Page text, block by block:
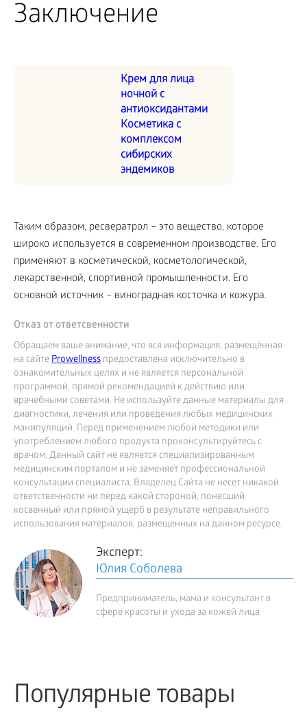
Заключение
Крем для лица
ночной с
антиоксидантами
Косметика с
комплексом
сибирских
эндемиков
Таким образом, ресвератрол – это вещество, которое
широко используется в современном производстве. Его
применяют в косметической, косметологической,
лекарственной, спортивной промышленности. Его
основной источник – виноградная косточка и кожура.
Отказ от ответсвенности
Обращаем ваше внимание, что вся информация, размещённая
на сайтеProwellness предоставлена исключительно в
ознакомительных целях и не является персональной
программой, прямой рекомендацией к действию или
врачебными советами. Не используйте данные материалы для
диагностики, лечения или проведения любых медицинских
манипуляций. Перед применением любой методики или
употреблением любого продукта проконсультируйтесь с
врачом. Данный сайт не является специализированным
медицинским порталом и не заменяет профессиональной
консультации специалиста. Владелец Сайта не несет никакой
ответственности ни перед какой стороной, понесший
косвенный или прямой ущерб в результате неправильного
использования материалов, размещенных на данном ресурсе.
Эксперт:
Юлия Соболева
Предприниматель, мама и консультант в
сфере красоты и ухода за кожей лица
Популярные товары